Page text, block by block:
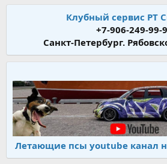
Клубный сервис PT
+7-906-249-99-
Санкт-Петербург.
Летающие псы youtube канал